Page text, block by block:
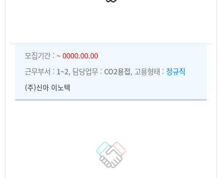
모집기간 : ~ 0000.00.00
근무부서 : 1~2, 담당업무 : CO2용접, 고용형태 : 정규직
(주)신아 이노텍